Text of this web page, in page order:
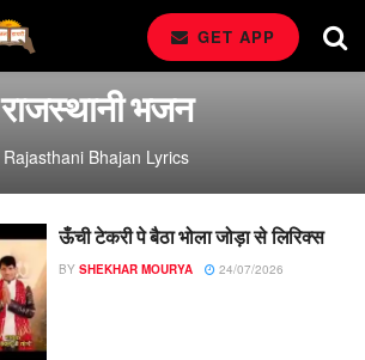
GET APP
राजस्थानी भजन
Rajasthani Bhajan Lyrics
ऊँची टेकरी पे बैठा भोला जोड़ा से लिरिक्स
BY SHEKHAR MOURYA 24/07/2026